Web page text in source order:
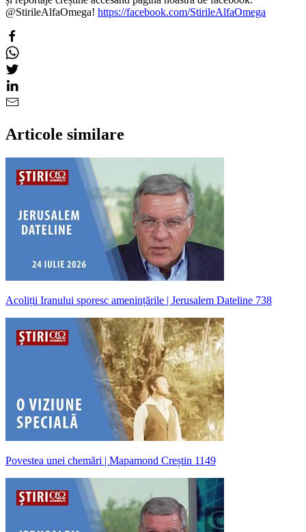
@StirileAlfaOmega! https://facebook.com/StirileAlfaOmega
Articole similare
Acoliții Iranului sporesc amenințările | Jerusalem Dateline 738
Povestea unei chemări | Mapamond Creștin 1149